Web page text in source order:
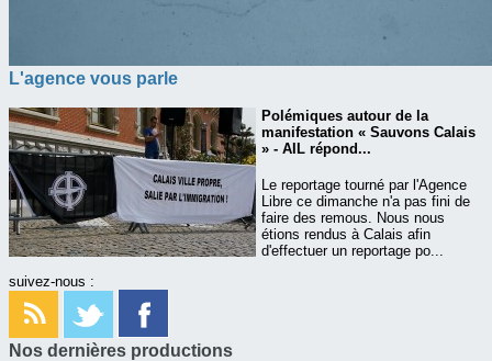
L'agence vous parle
Polémiques autour de la
manifestation « Sauvons Calais
» - AIL répond...
Le reportage tourné par l'Agence
Libre ce dimanche n'a pas fini de
faire des remous. Nous nous
étions rendus à Calais afin
d'effectuer un reportage po...
suivez-nous :
Nos dernières productions